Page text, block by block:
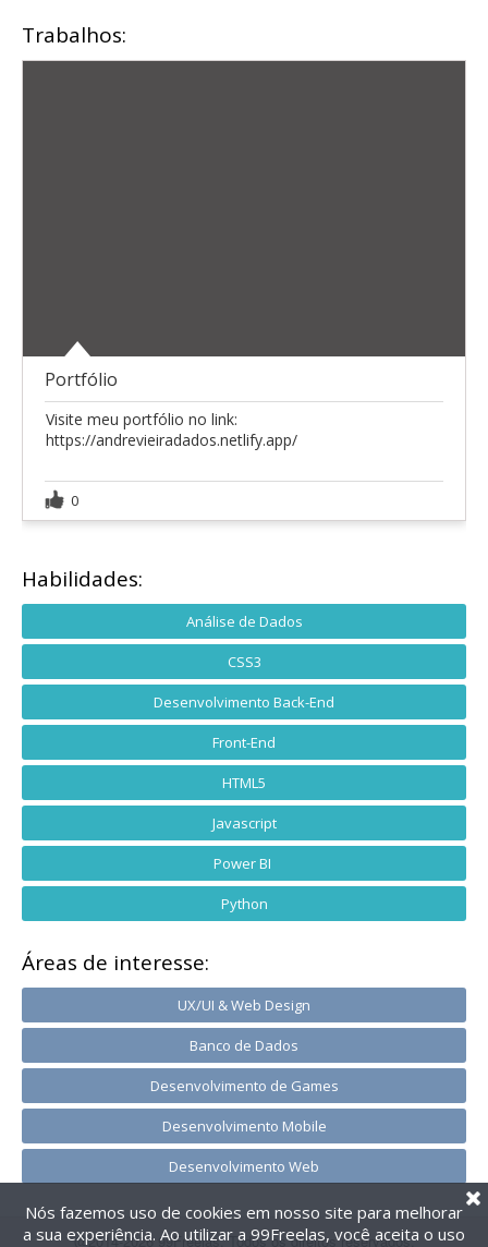
Trabalhos:
Portfólio
Visite meu portfólio no link:
https://andrevieiradados.netlify.app/
0
Habilidades:
Análise de Dados
CSS3
Desenvolvimento Back-End
Front-End
HTML5
Javascript
Power BI
Python
Áreas de interesse:
UX/UI & Web Design
Banco de Dados
Desenvolvimento de Games
Desenvolvimento Mobile
Desenvolvimento Web
@2014-2026 99Freelas. Todos os direitos reservados.
Nós fazemos uso de cookies em nosso site para melhorar
a sua experiência. Ao utilizar a 99Freelas, você aceita o uso